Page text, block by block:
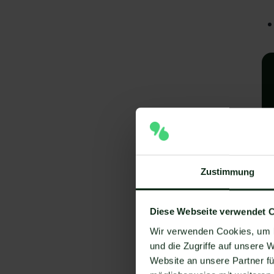
Zustimmung
Diese Webseite verwendet
Wir verwenden Cookies,
und die Zugriffe auf unsere
Website an unsere Partner